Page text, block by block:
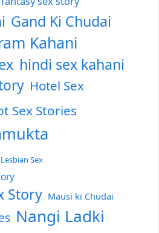
Gand Ki Chudai
Kahani
hindi sex kahani
Hotel Sex
Sex Stories
Lesbian Sex
Story Mausi ki Chudai
Nangi Ladki